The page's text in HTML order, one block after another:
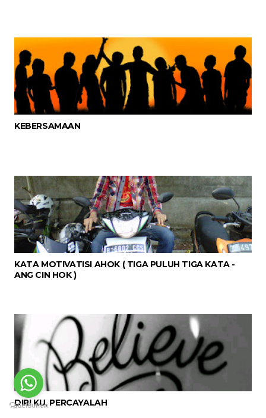
KEBERSAMAAN
KATA MOTIVATISI AHOK ( TIGA PULUH TIGA KATA -
ANG CIN HOK )
DIRI KU, PERCAYALAH